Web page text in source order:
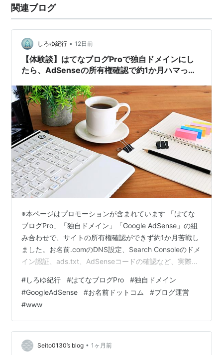
関連ブログ
しろゆ紀行 • 12日前
【体験談】はてなブログProで独自ドメインにし
たら、AdSenseの所有権確認で約1か月ハマった
※本ページはプロモーションが含まれています 「はてな
ブログPro」「独自ドメイン」「Google AdSense」の組
み合わせで、サイトの所有権確認ができず約1か月苦戦し
ました。お名前.comのDNS設定、Search Consoleのドメ
イン認証、ads.txt、AdSenseコードの確認など、実際に
メインへ移行する方や、AdSenseで同じエラーが出てい
る方の参考になれば幸いです。 📚 目次を開く／閉じる
■「独自ドメインにすればブログが一つ前に進む。」 ■
無料版ではAdSenseに合格していた ■ 独自ドメイン取得
後に起きたこと ■ 何…
#しろゆ紀行 #はてなブログPro #独自ドメイン
#GoogleAdSense #お名前ドットコム #ブログ運営
#www
Seito0130’s blog • 1ヶ月前